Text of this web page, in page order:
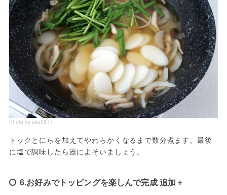
Photo by ako0811
トックとにらを加えてやわらかくなるまで数分煮ます。最後
に塩で調味したら器によそいましょう。
6.お好みでトッピングを楽しんで完成 追加＋